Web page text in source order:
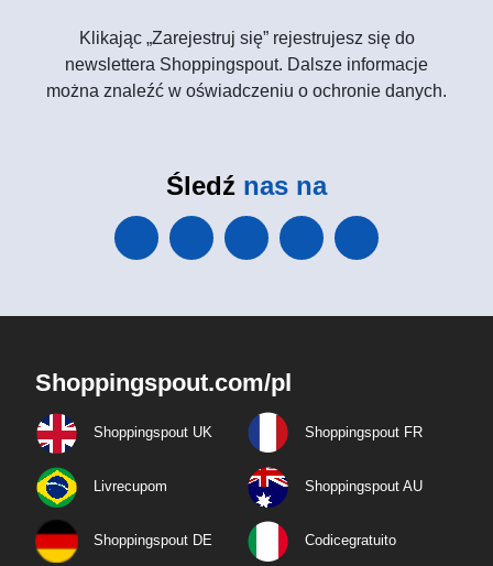
Klikając „Zarejestruj się” rejestrujesz się do
newslettera Shoppingspout. Dalsze informacje
można znaleźć w oświadczeniu o ochronie danych.
Śledź nas na
Shoppingspout.com/pl
Shoppingspout UK Shoppingspout FR
Livrecupom Shoppingspout AU
Shoppingspout DE Codicegratuito